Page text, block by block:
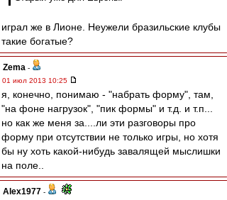
играл же в Лионе. Неужели бразильские клубы
такие богатые?
Zema -
01 июл 2013 10:25
я, конечно, понимаю - "набрать форму", там,
"на фоне нагрузок", "пик формы" и т.д. и т.п...
но как же меня за....ли эти разговоры про
форму при отсутствии не только игры, но хотя
бы ну хоть какой-нибудь завалящей мыслишки
на поле..
Alex1977 -